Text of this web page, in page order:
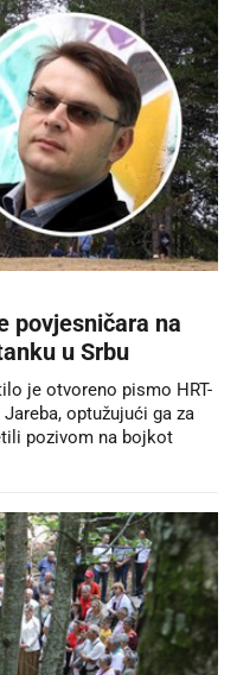
povjesničara na
u Srbu
je otvoreno pismo HRT-
optužujući ga za
pozivom na bojkot